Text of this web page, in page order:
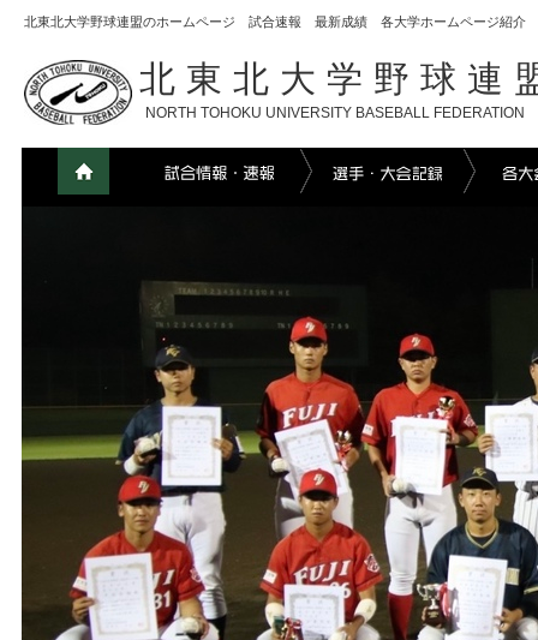
北東北大学野球連盟のホームページ 試合速報 最新成績 各大学ホームページ紹介
北東北大学野球連
NORTH TOHOKU UNIVERSITY BASEBALL FEDERATION